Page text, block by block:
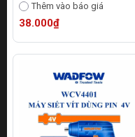
Thêm vào báo giá
38.000₫